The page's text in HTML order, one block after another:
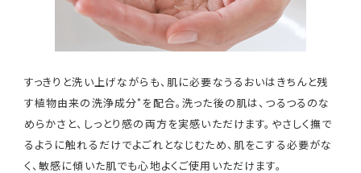
すっきりと洗い上げながらも、肌に必要なうるおいはきちんと残
す植物由来の洗浄成分* を配合。洗った後の肌は、つるつるのな
めらかさと、しっとり感の両方を実感いただけます。やさしく撫で
るように触れるだけでよごれとなじむため、肌をこする必要がな
く、敏感に傾いた肌でも心地よくご使用いただけます。